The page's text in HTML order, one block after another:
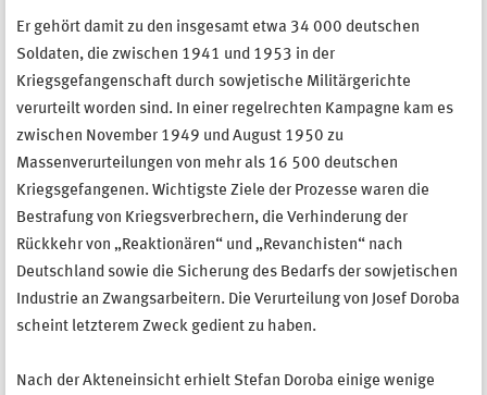
Er gehört damit zu den insgesamt etwa 34 000 deutschen
Soldaten, die zwischen 1941 und 1953 in der
Kriegsgefangenschaft durch sowjetische Militärgerichte
verurteilt worden sind. In einer regelrechten Kampagne kam es
zwischen November 1949 und August 1950 zu
Massenverurteilungen von mehr als 16 500 deutschen
Kriegsgefangenen. Wichtigste Ziele der Prozesse waren die
Bestrafung von Kriegsverbrechern, die Verhinderung der
Rückkehr von „Reaktionären“ und „Revanchisten“ nach
Deutschland sowie die Sicherung des Bedarfs der sowjetischen
Industrie an Zwangsarbeitern. Die Verurteilung von Josef Doroba
scheint letzterem Zweck gedient zu haben.
Nach der Akteneinsicht erhielt Stefan Doroba einige wenige